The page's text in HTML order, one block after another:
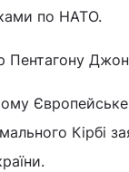
по НАТО.
Джон
Кірбі